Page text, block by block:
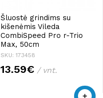
Šluostė grindims su
kišenėmis Vileda
CombiSpeed Pro r-Trio
Max, 50cm
SKU: 173458
13.59€ / vnt.